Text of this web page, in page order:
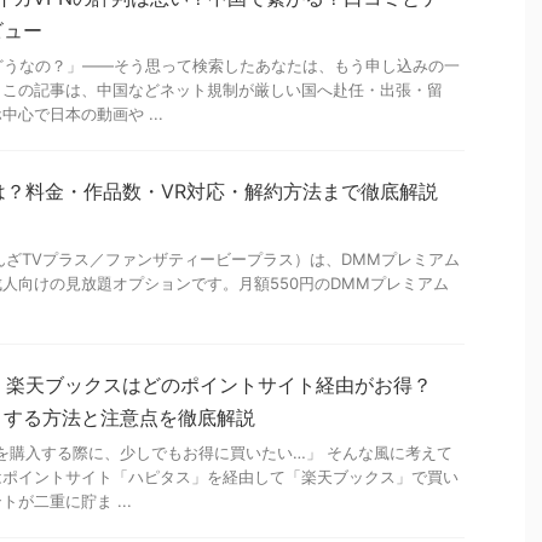
ー
なの？」――そう思って検索したあなたは、もう申し込みの一
の記事は、中国などネット規制が厳しい国へ赴任・出張・留
心で日本の動画や ...
料金・作品数・VR対応・解約方法まで徹底解説
TVプラス／ファンザティービープラス）は、DMMプレミアム
向けの見放題オプションです。月額550円のDMMプレミアム
天ブックスはどのポイントサイト経由がお得？
る方法と注意点を徹底解説
購入する際に、少しでもお得に買いたい…」 そんな風に考えて
イントサイト「ハピタス」を経由して「楽天ブックス」で買い
が二重に貯ま ...